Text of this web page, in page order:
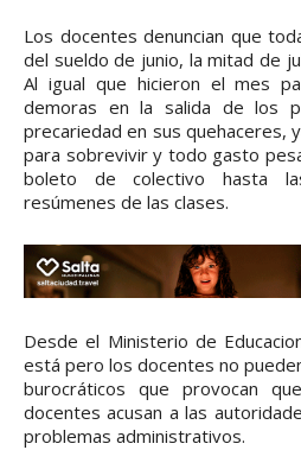
Los docentes denuncian que
del sueldo de junio, la mitad de
Al igual que hicieron el mes
demoras en la salida de los
precariedad en sus quehaceres,
para sobrevivir y todo gasto
boleto de colectivo hasta
resúmenes de las clases.
Desde el Ministerio de
está pero los docentes no
burocráticos que provocan
docentes acusan a las
problemas administrativos.